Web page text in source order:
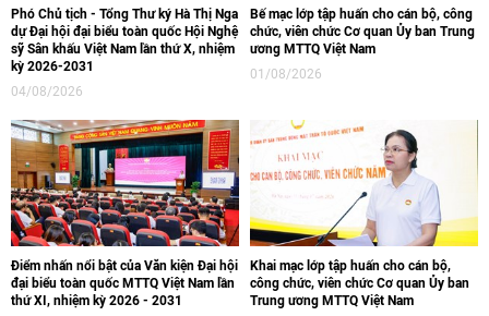
Phó Chủ tịch - Tổng Thư ký Hà Thị Nga
dự Đại hội đại biểu toàn quốc Hội Nghệ
sỹ Sân khấu Việt Nam lần thứ X, nhiệm
kỳ 2026-2031
04/08/2026
Bế mạc lớp tập huấn cho cán bộ, công
chức, viên chức Cơ quan Ủy ban Trung
ương MTTQ Việt Nam
01/08/2026
Điểm nhấn nổi bật của Văn kiện Đại hội
đại biểu toàn quốc MTTQ Việt Nam lần
thứ XI, nhiệm kỳ 2026 - 2031
Khai mạc lớp tập huấn cho cán bộ,
công chức, viên chức Cơ quan Ủy ban
Trung ương MTTQ Việt Nam